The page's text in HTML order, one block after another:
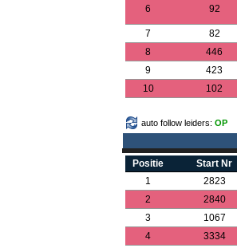
6 92
7 82
8
446
9
423
10
102
auto follow leiders: OP
Positie Start Nr
1
2823
2
2840
3
1067
4
3334